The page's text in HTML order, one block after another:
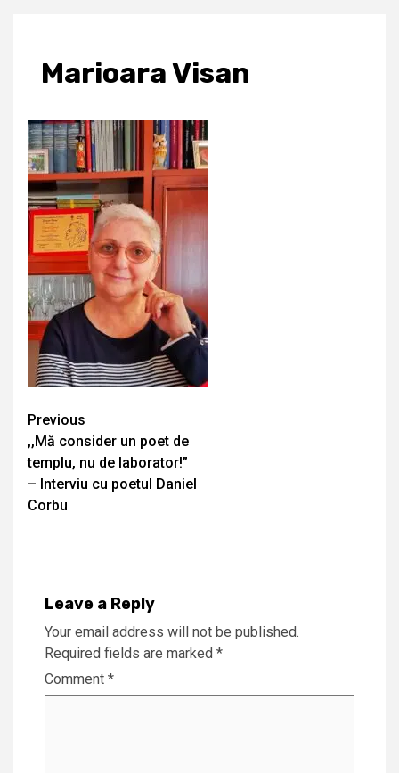
Marioara Visan
Continue
Reading
Previous
,,Mă consider un poet de
templu, nu de laborator!”
– Interviu cu poetul Daniel
Corbu
Leave a Reply
Your email address will not be published.
Required fields are marked *
Comment *